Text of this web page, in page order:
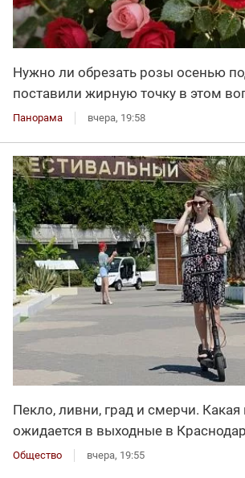
Нужно ли обрезать розы осенью
поставили жирную точку в этом
Панорама вчера, 19:58
Пекло, ливни, град и смерчи. Какая
ожидается в выходные в
Общество вчера, 19:55